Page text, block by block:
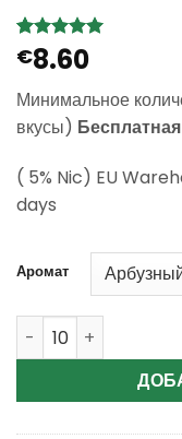
Рейтинг5
из 5 на
опроса
1
пользователя
€8.60
Минимальное
вкусы)
( 5% Nic) EU
days
Аромат
Количество